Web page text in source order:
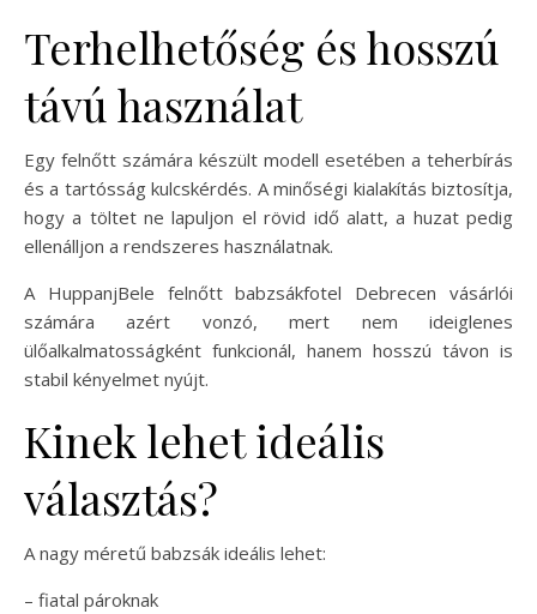
Terhelhetőség és hosszú
távú használat
Egy felnőtt számára készült modell esetében a teherbírás
és a tartósság kulcskérdés. A minőségi kialakítás biztosítja,
hogy a töltet ne lapuljon el rövid idő alatt, a huzat pedig
ellenálljon a rendszeres használatnak.
A HuppanjBele felnőtt babzsákfotel Debrecen vásárlói
számára azért vonzó, mert nem ideiglenes
ülőalkalmatosságként funkcionál, hanem hosszú távon is
stabil kényelmet nyújt.
Kinek lehet ideális
választás?
A nagy méretű babzsák ideális lehet:
– fiatal pároknak